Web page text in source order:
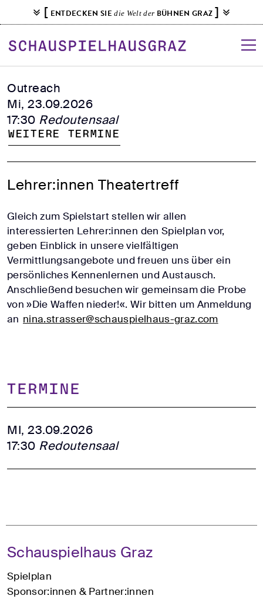
k
p
t
t
[ ENTDECKEN SIEdie Welt der BÜHNEN GRAZ ]
Outreach
Mi, 23.09.2026
17:30 Redoutensaal
Weitere Termine
Lehrer:innen Theatertreff
Gleich zum Spielstart stellen wir allen
interessierten Lehrer:innen den Spielplan vor,
geben Einblick in unsere vielfältigen
Vermittlungsangebote und freuen uns über ein
persönliches Kennenlernen und Austausch.
Anschließend besuchen wir gemeinsam die Probe
von »Die Waffen nieder!«. Wir bitten um Anmeldung
an nina.strasser@schauspielhaus-graz.com
TERMINE
MI, 23.09.2026
17:30 Redoutensaal
Schauspielhaus Graz
Spielplan
Sponsor:innen & Partner:innen